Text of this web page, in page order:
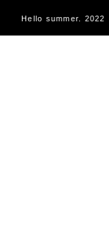
Hello summer. 2022